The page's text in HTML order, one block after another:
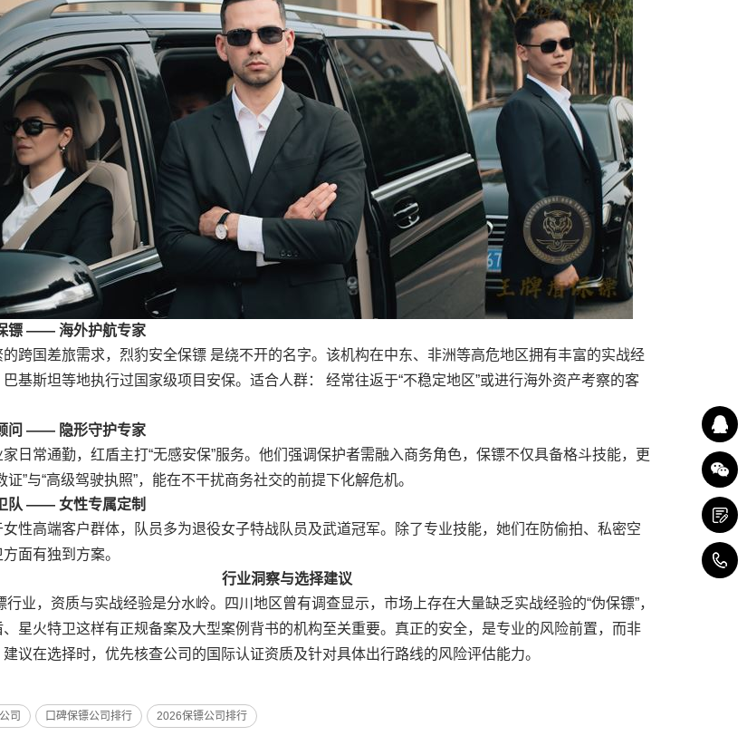
镖 —— 海外护航专家
跨国差旅需求，烈豹安全保镖 是绕不开的名字。该机构在中东、非洲等高危地区拥有丰富的实战经
基斯坦等地执行过国家级项目安保。适合人群： 经常往返于“不稳定地区”或进行海外资产考察的客
问 —— 隐形守护专家
日常通勤，红盾主打“无感安保”服务。他们强调保护者需融入商务角色，保镖不仅具备格斗技能，更
证”与“高级驾驶执照”，能在不干扰商务社交的前提下化解危机。
队 —— 女性专属定制
性高端客户群体，队员多为退役女子特战队员及武道冠军。除了专业技能，她们在防偷拍、私密空
面有独到方案。
行业洞察与选择建议
行业，资质与实战经验是分水岭。四川地区曾有调查显示，市场上存在大量缺乏实战经验的“伪保镖”，
、星火特卫这样有正规备案及大型案例背书的机构至关重要。真正的安全，是专业的风险前置，而非
议在选择时，优先核查公司的国际认证资质及针对具体出行路线的风险评估能力。
司 口碑保镖公司排行 2026保镖公司排行